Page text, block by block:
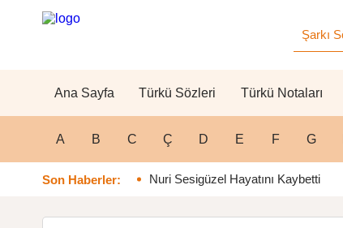
Ana Sayfa Türkü Sözleri Türkü Notaları
A B C Ç D E F G
Son Haberler: Nuri Sesigüzel Hayatını Kaybetti